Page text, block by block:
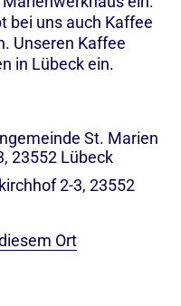
bei uns auch Kaffee
Unseren Kaffee
in Lübeck ein.
St. Marien
23552 Lübeck
2-3, 23552
Ort